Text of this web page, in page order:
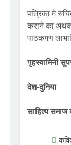
पत्रिका मे
कराने का
पाठकगण
गृहस्वामिनी
देश-दुनिया
साहित्य समाज